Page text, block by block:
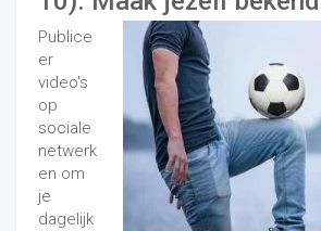
Publice
er
video's
op
sociale
netwerk
en om
je
dagelijk